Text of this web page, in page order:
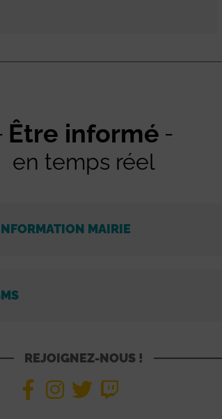
Être informé
en temps réel
MAIRIE
REJOIGNEZ-NOUS !